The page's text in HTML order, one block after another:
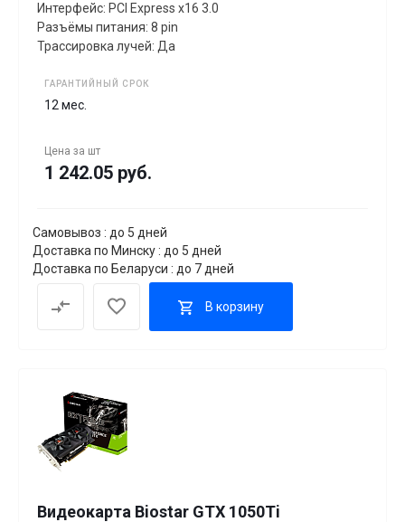
Интерфейс: PCI Express x16 3.0
Разъёмы питания: 8 pin
Трассировка лучей: Да
ГАРАНТИЙНЫЙ СРОК
12 мес.
Цена за шт
1 242.05 руб.
Самовывоз : до 5 дней
Доставка по Минску : до 5 дней
Доставка по Беларуси : до 7 дней
В корзину
Видеокарта Biostar GTX 1050Ti